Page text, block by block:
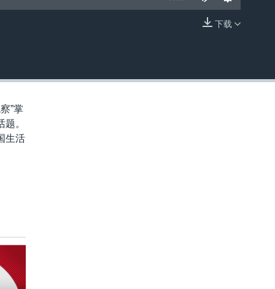
下载
”掌
。
生活